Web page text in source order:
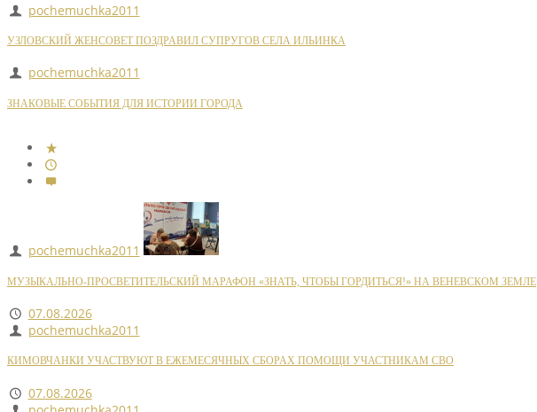
pochemuchka2011
УЗЛОВСКИЙ ЖЕНСОВЕТ ПОЗДРАВИЛ СУПРУГОВ СЕЛА ИЛЬИНКА
pochemuchka2011
ЗНАКОВЫЕ СОБЫТИЯ ДЛЯ ИСТОРИИ ГОРОДА
pochemuchka2011
МУЗЫКАЛЬНО-ПРОСВЕТИТЕЛЬСКИЙ МАРАФОН «ЗНАТЬ, ЧТОБЫ ГОРДИТЬСЯ!» НА ВЕНЕВСКОМ ЗЕМЛЕ
07.08.2026
pochemuchka2011
КИМОВЧАНКИ УЧАСТВУЮТ В ЕЖЕМЕСЯЧНЫХ СБОРАХ ПОМОЩИ УЧАСТНИКАМ СВО
07.08.2026